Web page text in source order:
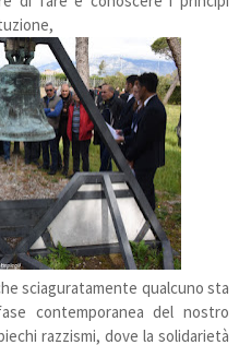
sciaguratamente qualcuno sta
contemporanea del nostro
razzismi, dove la solidarietà